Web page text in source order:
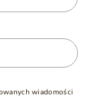
wiadomości